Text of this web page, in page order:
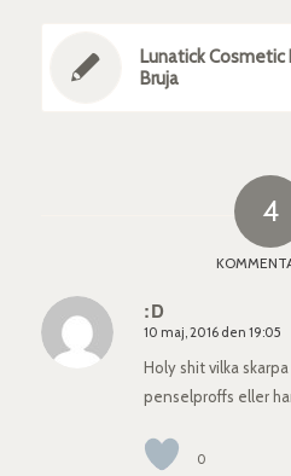
Lunatick
Bruja
4
:D
says:
10 maj, 2016 den 19:05
Holy shit vilka
penselproffs eller
0